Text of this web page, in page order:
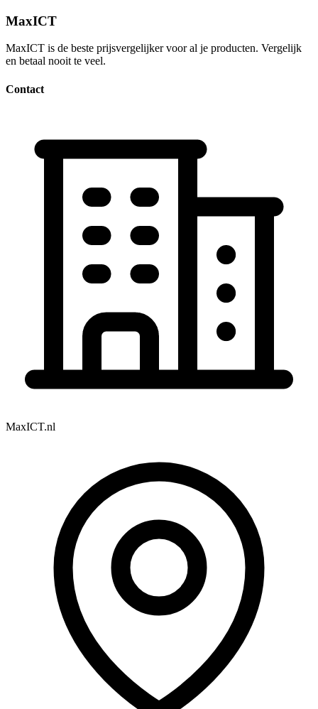
MaxICT
MaxICT is de beste prijsvergelijker voor al je producten. Vergelijk
en betaal nooit te veel.
Contact
MaxICT.nl